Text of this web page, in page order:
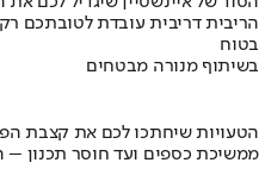
הריבית דריבית עובדת לטובתכם
בטוח
בשיתוף מנורה מבטחים
הטעויות שיחתכו לכם את קצבת
ממשיכת כספים ועד חוסר תכנון –